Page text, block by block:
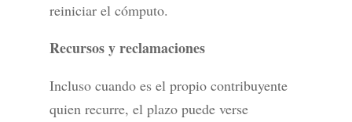
reiniciar el cómputo.
Recursos y reclamaciones
Incluso cuando es el propio contribuyente
quien recurre, el plazo puede verse